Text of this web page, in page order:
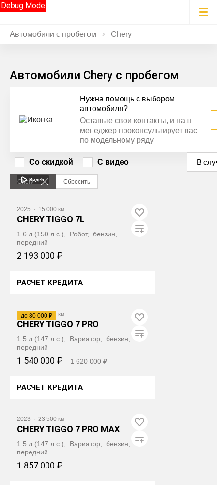
Debug Mode
Автомобили с пробегом Chery
Автомобили Chery с пробегом
Нужна помощь с выбором
автомобиля?
Оставьте свои контакты, и наш
менеджер проконсультирует вас
по модельному ряду
Chery Сбросить
Со скидкой С видео В
Видео
2025 · 15 000 км
CHERY TIGGO 7L
1.6 л (150 л.с.), Робот, бензин,
передний
2 193 000 ₽
РАСЧЕТ КРЕДИТА
до 80 000 ₽
2022· 74 427 км
CHERY TIGGO 7 PRO
1.5 л (147 л.с.), Вариатор, бензин,
передний
1 540 000 ₽ 1 620 000 ₽
РАСЧЕТ КРЕДИТА
2023 · 23 500 км
CHERY TIGGO 7 PRO MAX
1.5 л (147 л.с.), Вариатор, бензин,
передний
1 857 000 ₽